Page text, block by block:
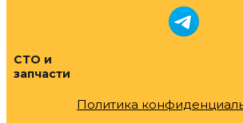
СТО и
запчасти
Политика